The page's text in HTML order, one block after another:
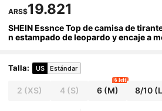
ARS$19.821
SHEIN Essnce Top de camisa de
n estampado de leopardo y encaje a
Talla: US Estándar
2 (XS) 4(S) 6(M)
6 left
8/10